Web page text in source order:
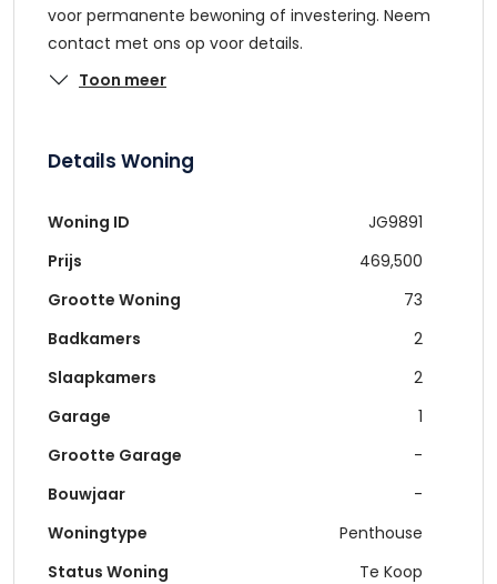
voor permanente bewoning of investering. Neem
contact met ons op voor details.
Toon meer
Details Woning
Woning ID
JG9891
Prijs
469,500
Grootte Woning
73
Badkamers
2
Slaapkamers
2
Garage
1
Grootte Garage
-
Bouwjaar
-
Woningtype
Penthouse
Status Woning
Te Koop